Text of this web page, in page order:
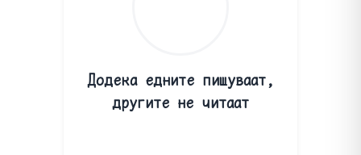
Додека едните пишуваат,
другите не читаат